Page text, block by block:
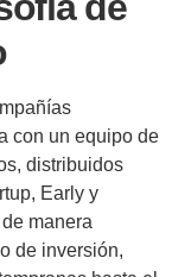
con un equipo de
distribuidos
Early y
manera
de inversión,